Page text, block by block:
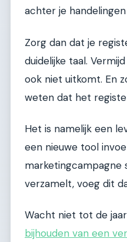
achter je
Zorg dan dat je
duidelijke taal.
ook niet uitkomt. En
weten dat het
Het is namelijk een
een nieuwe tool
marketingcampagne
verzamelt, voeg dit
Wacht niet tot de
bijhouden van een